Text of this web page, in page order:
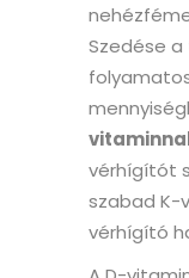
Szedése
vérhígítót
szabad K-
vérhígító